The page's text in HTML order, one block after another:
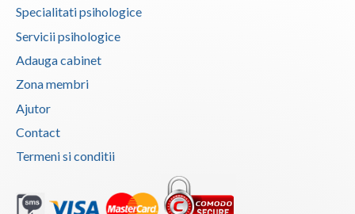
Specialitati psihologice
Servicii psihologice
Adauga cabinet
Zona membri
Ajutor
Contact
Termeni si conditii